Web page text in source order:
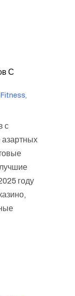
С
с
году